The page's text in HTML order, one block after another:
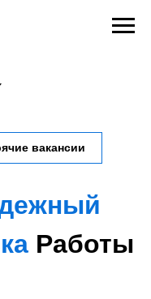
вакансии
Работы